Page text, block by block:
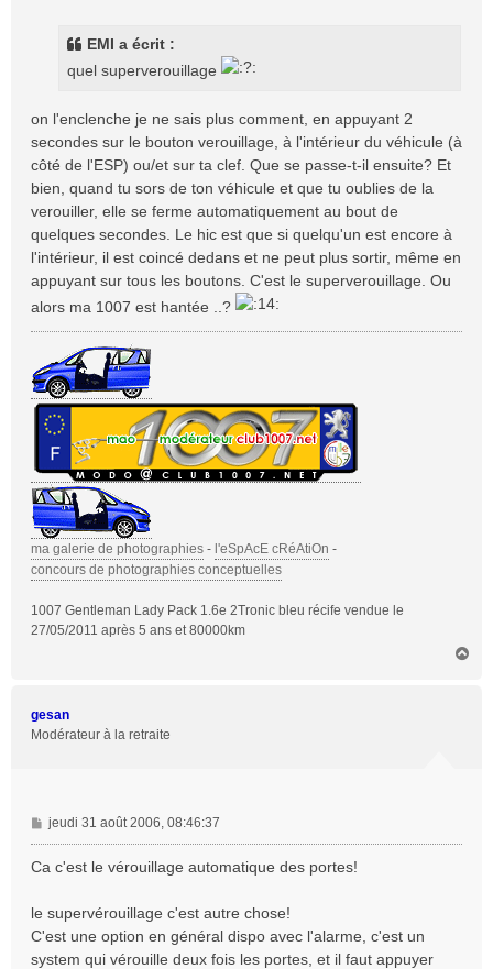
EMI a écrit :
quel superverouillage
on l'enclenche je ne sais plus comment, en appuyant 2
secondes sur le bouton verouillage, à l'intérieur du véhicule (à
côté de l'ESP) ou/et sur ta clef. Que se passe-t-il ensuite? Et
bien, quand tu sors de ton véhicule et que tu oublies de la
verouiller, elle se ferme automatiquement au bout de
quelques secondes. Le hic est que si quelqu'un est encore à
l'intérieur, il est coincé dedans et ne peut plus sortir, même en
appuyant sur tous les boutons. C'est le superverouillage. Ou
alors ma 1007 est hantée ..?
ma galerie de photographies - l'eSpAcE cRéAtiOn -
concours de photographies conceptuelles
1007 Gentleman Lady Pack 1.6e 2Tronic bleu récife vendue le
27/05/2011 après 5 ans et 80000km
gesan
Modérateur à la retraite
M
e
s
g
e
jeudi 31 août 2006, 08:46:37
Ca c'est le vérouillage automatique des portes!
le supervérouillage c'est autre chose!
C'est une option en général dispo avec l'alarme, c'est un
system qui vérouille deux fois les portes, et il faut appuyer